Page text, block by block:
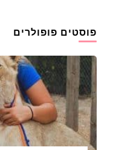
פוסטים פופולרים